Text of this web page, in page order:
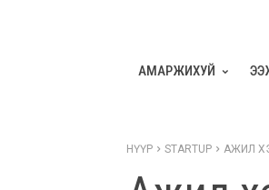
АМАРЖИХУЙ
НҮҮР STARTUP АЖИЛ